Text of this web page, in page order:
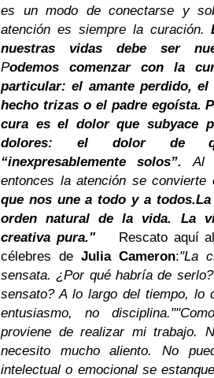
es un modo de conectarse y
atención es siempre la curación.
nuestras vidas debe ser
Podemos comenzar con la
particular: el amante perdido,
hecho trizas o el padre egoísta.
cura es el dolor que subyace
dolores: el dolor de
“inexpresablemente solos”. Al
entonces la atención se
que nos une a todo y a todos.
orden natural de la vida. La
creativa pura."
Rescato aquí
célebres de Julia Cameron:"La
sensata. ¿Por qué habría de
sensato? A lo largo del tiempo, lo
entusiasmo, no disciplina."
proviene de realizar mi trabajo.
necesito mucho aliento. No
intelectual o emocional se